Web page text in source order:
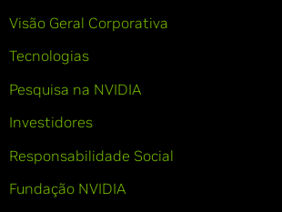
Visão Geral Corporativa
Tecnologias
Pesquisa na NVIDIA
Investidores
Responsabilidade Social
Fundação NVIDIA